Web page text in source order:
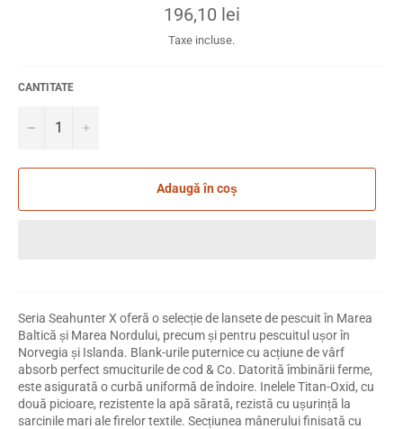
Preț
obișnuit
196,10 lei
Taxe incluse.
CANTITATE
− +
Adaugă în coș
Seria Seahunter X oferă o selecție de lansete de pescuit în Marea
Baltică și Marea Nordului, precum și pentru pescuitul ușor în
Norvegia și Islanda. Blank-urile puternice cu acțiune de vârf
absorb perfect smuciturile de cod & Co. Datorită îmbinării ferme,
este asigurată o curbă uniformă de îndoire. Inelele Titan-Oxid, cu
două picioare, rezistente la apă sărată, rezistă cu ușurință la
sarcinile mari ale firelor textile. Secțiunea mânerului finisată cu